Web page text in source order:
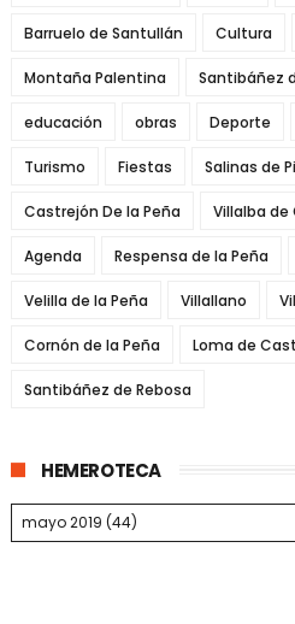
Barruelo de Santullán Cultura
Montaña Palentina Santibáñez
educación obras Deporte
Turismo Fiestas Salinas de
Castrejón De la Peña Villalba de
Agenda Respensa de la Peña
Velilla de la Peña Villallano
Cornón de la Peña Loma de
Santibáñez de Rebosa
HEMEROTECA